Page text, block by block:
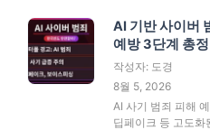
AI 기반 사이버
예방 3단계 총
작성자: 도경
8월 5, 2026
AI 사기 범죄 피해
딥페이크 등 고도화